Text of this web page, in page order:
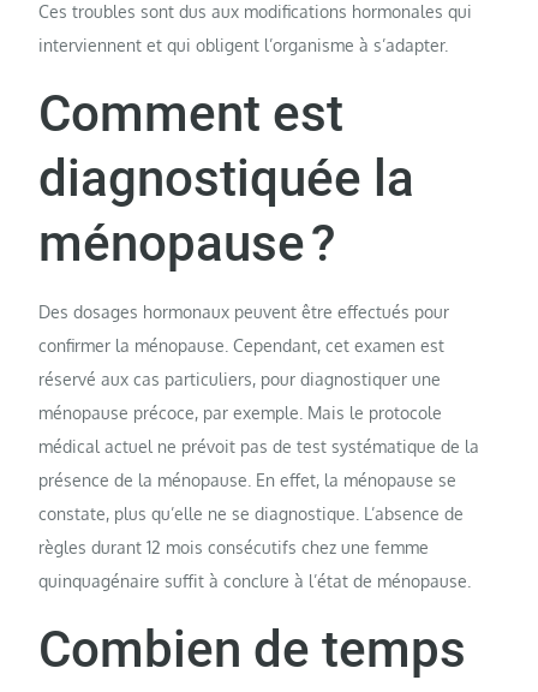
Ces troubles sont dus aux modifications hormonales qui
interviennent et qui obligent l’organisme à s’adapter.
Comment est
diagnostiquée la
ménopause ?
Des dosages hormonaux peuvent être effectués pour
confirmer la ménopause. Cependant, cet examen est
réservé aux cas particuliers, pour diagnostiquer une
ménopause précoce, par exemple. Mais le protocole
médical actuel ne prévoit pas de test systématique de la
présence de la ménopause. En effet, la ménopause se
constate, plus qu’elle ne se diagnostique. L’absence de
règles durant 12 mois consécutifs chez une femme
quinquagénaire suffit à conclure à l’état de ménopause.
Combien de temps